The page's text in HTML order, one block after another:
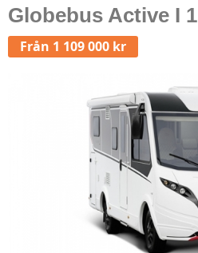
Globebus Active I 1
Från 1 109 000 kr